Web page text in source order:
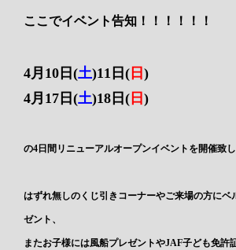
ここでイベント告知！！！！！！
4月10日(土)11日( 日)
4月17日(土)18日( 日)
の4日間リニューアルオープンイベントを開催致し
はずれ無しのくじ引きコーナーやご来場の方にベ
ゼント、
またお子様には風船プレゼントやJAF子ども免許